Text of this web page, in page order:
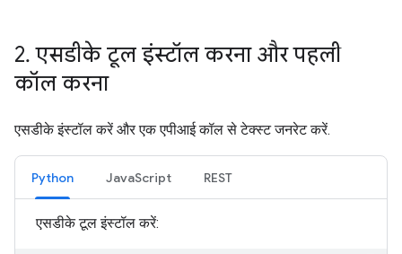
2. एसडीके टूल इंस्टॉल करना और पहली
कॉल करना
एसडीके इंस्टॉल करें और एक एपीआई कॉल से टेक्स्ट जनरेट करें.
Python JavaScript REST
एसडीके टूल इंस्टॉल करें: